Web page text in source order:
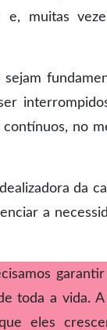
e, muitas
no
da
a
toda a vida.
eles